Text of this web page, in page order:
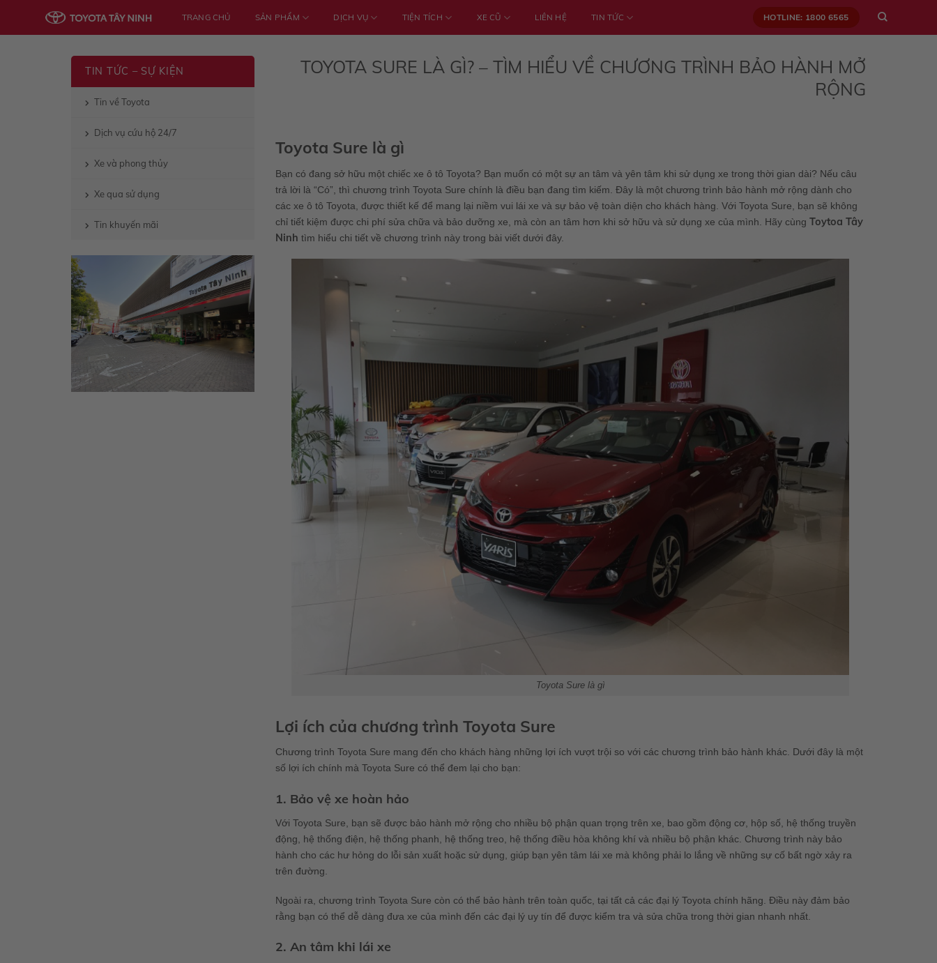
TRANG CHỦ SẢN PHẨM DỊCH VỤ TIỆN TÍCH XE CŨ LIÊN HỆ TIN TỨC HOTLINE: 1800 6565
TIN TỨC – SỰ KIỆN
Tin về Toyota
Dịch vụ cứu hộ 24/7
Xe và phong thủy
Xe qua sử dụng
Tin khuyến mãi
TOYOTA SURE LÀ GÌ? – TÌM HIỂU VỀ CHƯƠNG TRÌNH BẢO HÀNH MỞ
RỘNG
Toyota Sure là gì
Bạn có đang sở hữu một chiếc xe ô tô Toyota? Bạn muốn có một sự an tâm và yên tâm khi sử dụng xe trong thời gian dài? Nếu câu
trả lời là “Có”, thì chương trình Toyota Sure chính là điều bạn đang tìm kiếm. Đây là một chương trình bảo hành mở rộng dành cho
các xe ô tô Toyota, được thiết kế để mang lại niềm vui lái xe và sự bảo vệ toàn diện cho khách hàng. Với Toyota Sure, bạn sẽ không
chỉ tiết kiệm được chi phí sửa chữa và bảo dưỡng xe, mà còn an tâm hơn khi sở hữu và sử dụng xe của mình. Hãy cùng Toytoa Tây
Ninh tìm hiểu chi tiết về chương trình này trong bài viết dưới đây.
Toyota Sure là gì
Lợi ích của chương trình Toyota Sure
Chương trình Toyota Sure mang đến cho khách hàng những lợi ích vượt trội so với các chương trình bảo hành khác. Dưới đây là một
số lợi ích chính mà Toyota Sure có thể đem lại cho bạn:
1. Bảo vệ xe hoàn hảo
Với Toyota Sure, bạn sẽ được bảo hành mở rộng cho nhiều bộ phận quan trọng trên xe, bao gồm động cơ, hộp số, hệ thống truyền
động, hệ thống điện, hệ thống phanh, hệ thống treo, hệ thống điều hòa không khí và nhiều bộ phận khác. Chương trình này bảo
hành cho các hư hỏng do lỗi sản xuất hoặc sử dụng, giúp bạn yên tâm lái xe mà không phải lo lắng về những sự cố bất ngờ xảy ra
trên đường.
Ngoài ra, chương trình Toyota Sure còn có thể bảo hành trên toàn quốc, tại tất cả các đại lý Toyota chính hãng. Điều này đảm bảo
rằng bạn có thể dễ dàng đưa xe của mình đến các đại lý uy tín để được kiểm tra và sửa chữa trong thời gian nhanh nhất.
2. An tâm khi lái xe